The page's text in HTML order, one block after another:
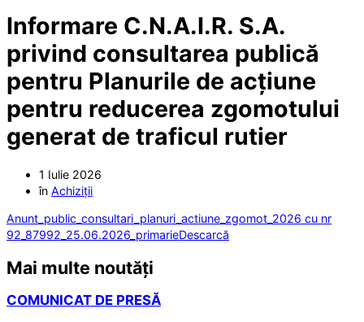
Informare C.N.A.I.R. S.A.
privind consultarea publică
pentru Planurile de acțiune
pentru reducerea zgomotului
generat de traficul rutier
1 Iulie 2026
în Achiziții
Anunt_public_consultari_planuri_actiune_zgomot_2026 cu nr
92_87992_25.06.2026_primarieDescarcă
Mai multe noutăți
COMUNICAT DE PRESĂ